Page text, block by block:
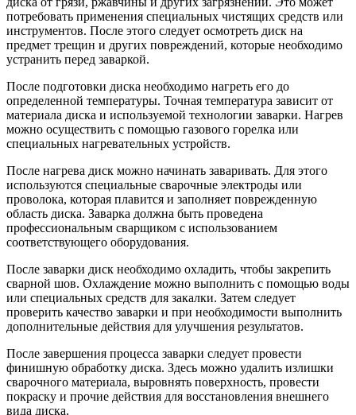
потребовать применения специальных чистящих средств или
инструментов. После этого следует осмотреть диск на
предмет трещин и других повреждений, которые необходимо
устранить перед заваркой.
После подготовки диска необходимо нагреть его до
определенной температуры. Точная температура зависит от
материала диска и используемой технологии заварки. Нагрев
можно осуществить с помощью газового горелка или
специальных нагревательных устройств.
После нагрева диск можно начинать заваривать. Для этого
используются специальные сварочные электроды или
проволока, которая плавится и заполняет поврежденную
область диска. Заварка должна быть проведена
профессиональным сварщиком с использованием
соответствующего оборудования.
После заварки диск необходимо охладить, чтобы закрепить
сварной шов. Охлаждение можно выполнить с помощью воды
или специальных средств для закалки. Затем следует
проверить качество заварки и при необходимости выполнить
дополнительные действия для улучшения результатов.
После завершения процесса заварки следует провести
финишную обработку диска. Здесь можно удалить излишки
сварочного материала, выровнять поверхность, провести
покраску и прочие действия для восстановления внешнего
вида диска.